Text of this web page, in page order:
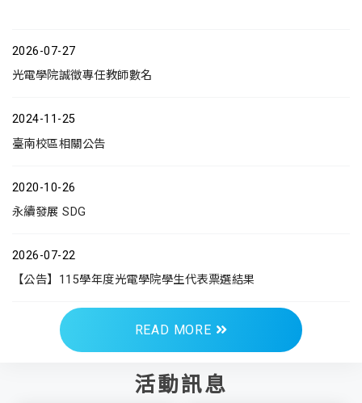
2026-07-27
光電學院誠徵專任教師數名
2024-11-25
臺南校區相關公告
2020-10-26
永續發展 SDG
2026-07-22
【公告】115學年度光電學院學生代表票選結果
READ MORE
活動訊息